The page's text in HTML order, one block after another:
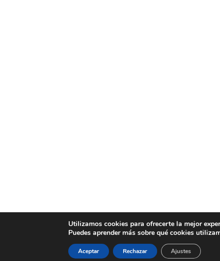
Utilizamos cookies para ofrecerte la mejor
Puedes aprender más sobre qué cookies
Aceptar Rechazar Ajustes